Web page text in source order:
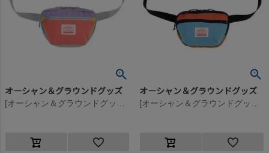
オーシャン＆グラウンドグッズ オーシャン＆グラウンドグッズ